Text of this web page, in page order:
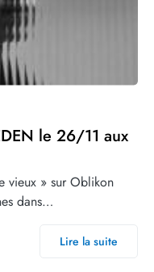
le 26/11 aux
vieux » sur Oblikon
dans…
Lire la suite